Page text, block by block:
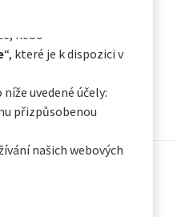
potřebovali jsme
něj, vše, co
nebo
“, které je k dispozici v
uvedené účely:
přizpůsobenou
našich webových